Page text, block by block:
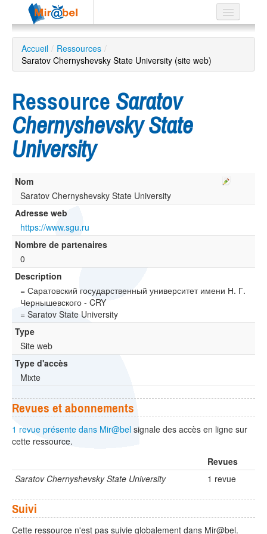
Le réseau
Soutien
Recherche
avancée
ES
?
Accueil / Ressources /
Saratov Chernyshevsky State University (site web)
Ressource Saratov
Chernyshevsky State
University
Nom
Saratov Chernyshevsky State University
Adresse web
https://www.sgu.ru
Nombre de partenaires
0
Description
= Саратовский государственный университет имени Н. Г.
Чернышевского - CRY
= Saratov State University
Type
Site web
Type d'accès
Mixte
Revues et abonnements
1 revue présente dans Mir@bel signale des accès en ligne sur
cette ressource.
Revues
Saratov Chernyshevsky State University
1 revue
Suivi
Cette ressource n'est pas suivie globalement dans Mir@bel.